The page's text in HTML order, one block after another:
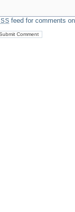
feed for comments